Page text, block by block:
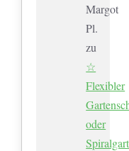
Margot
Pl.
zu
☆
Flexibler
oder